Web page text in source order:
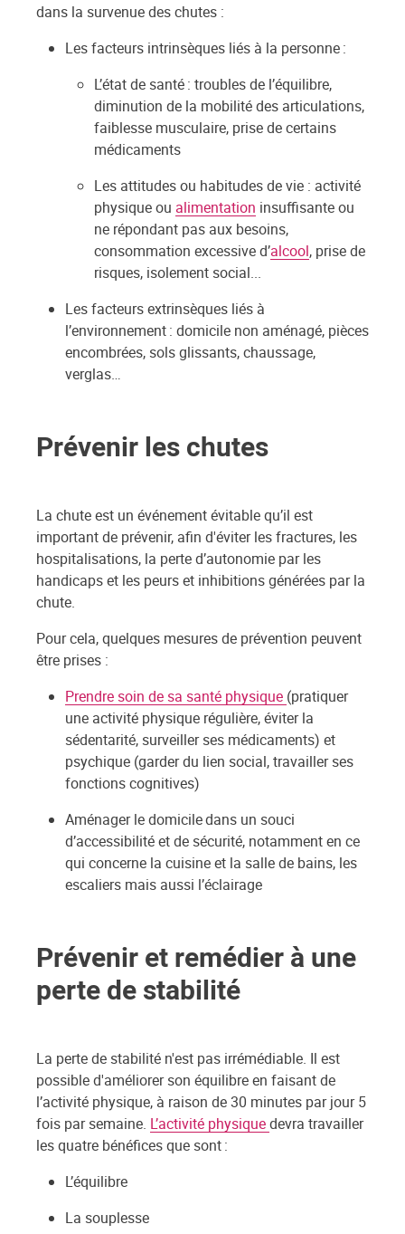
dans la survenue des chutes :
Les facteurs intrinsèques liés à la personne :
L’état de santé : troubles de l’équilibre,
diminution de la mobilité des articulations,
faiblesse musculaire, prise de certains
médicaments
Les attitudes ou habitudes de vie : activité
physique ou alimentation insuffisante ou
ne répondant pas aux besoins,
consommation excessive d’alcool, prise de
risques, isolement social...
Les facteurs extrinsèques liés à
l’environnement : domicile non aménagé, pièces
encombrées, sols glissants, chaussage,
verglas…
Prévenir les chutes
La chute est un événement évitable qu’il est
important de prévenir, afin d'éviter les fractures, les
hospitalisations, la perte d’autonomie par les
handicaps et les peurs et inhibitions générées par la
chute.
Pour cela, quelques mesures de prévention peuvent
être prises :
Prendre soin de sa santé physique (pratiquer
une activité physique régulière, éviter la
sédentarité, surveiller ses médicaments) et
psychique (garder du lien social, travailler ses
fonctions cognitives)
Aménager le domicile dans un souci
d’accessibilité et de sécurité, notamment en ce
qui concerne la cuisine et la salle de bains, les
escaliers mais aussi l’éclairage
Prévenir et remédier à une
perte de stabilité
La perte de stabilité n'est pas irrémédiable. Il est
possible d'améliorer son équilibre en faisant de
l’activité physique, à raison de 30 minutes par jour 5
fois par semaine. L’activité physiquedevra travailler
les quatre bénéfices que sont :
L’équilibre
La souplesse